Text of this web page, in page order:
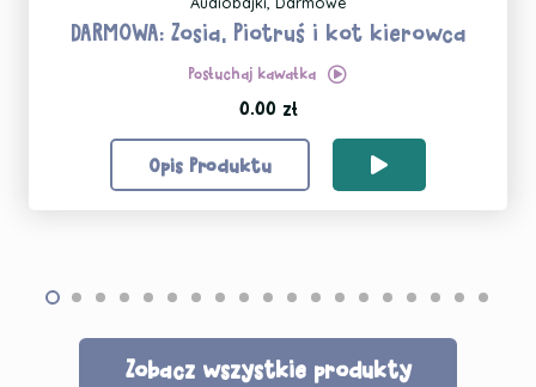
DARMOWA: Zosia, Piotruś i kot kierowca
Posłuchaj kawałka
0.00 zł
Opis Produktu
Zobacz wszystkie produkty